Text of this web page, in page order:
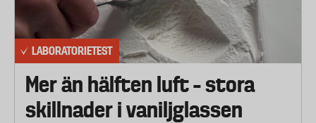
LABORATORIETEST
Mer än hälften luft – stora
skillnader i vaniljglassen